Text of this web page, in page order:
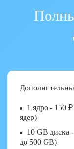
1 ядро - 150
ядер)
10 GB диска
до 500 GB)